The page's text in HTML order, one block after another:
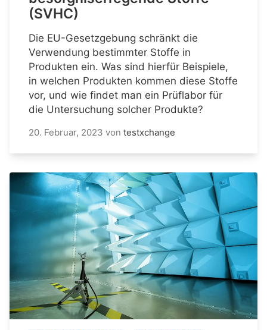
(SVHC)
Die EU-Gesetzgebung schränkt die
Verwendung bestimmter Stoffe in
Produkten ein. Was sind hierfür Beispiele,
in welchen Produkten kommen diese Stoffe
vor, und wie findet man ein Prüflabor für
die Untersuchung solcher Produkte?
20. Februar, 2023 von testxchange